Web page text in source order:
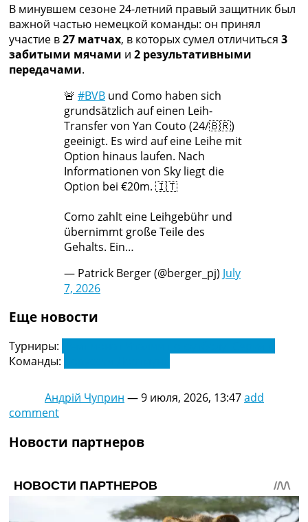
В минувшем сезоне 24-летний правый защитник был
важной частью немецкой команды: он принял
участие в27 матчах, в которых сумел отличиться 3
забитыми мячами и 2 результативными
передачами.
🚨 #BVB und Como haben sich
grundsätzlich auf einen Leih-
Transfer von Yan Couto (24/🇧🇷)
geeinigt. Es wird auf eine Leihe mit
Option hinaus laufen. Nach
Informationen von Sky liegt die
Option bei €20m. 🇮🇹
⁠Como zahlt eine Leihgebühr und
übernimmt große Teile des
Gehalts. Ein…
— Patrick Berger (@berger_pj) July
7, 2026
Еще новости
Турниры:
Команды:
Андрій Чуприн —9 июля, 2026, 13:47add
comment
Новости партнеров